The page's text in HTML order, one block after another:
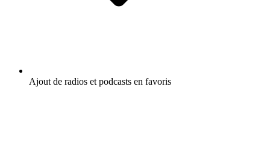
Ajout de radios et podcasts en favoris